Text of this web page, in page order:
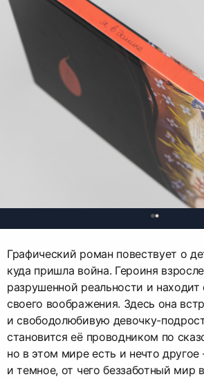
Графический роман повествует о
куда пришла война. Героиня
разрушенной реальности и
своего воображения. Здесь она
и свободолюбивую девочку-
становится её проводником по
но в этом мире есть и нечто
и темное, от чего беззаботный мир